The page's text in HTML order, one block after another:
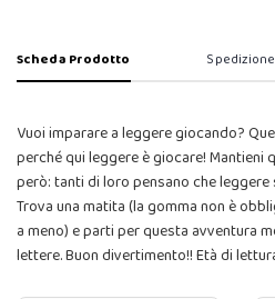
Scheda Prodotto Spedizione
Vuoi imparare a leggere giocando?
perché qui leggere è giocare! Mantieni
però: tanti di loro pensano che leggere
Trova una matita (la gomma non è
a meno) e parti per questa avventura
lettere. Buon divertimento!! Età di